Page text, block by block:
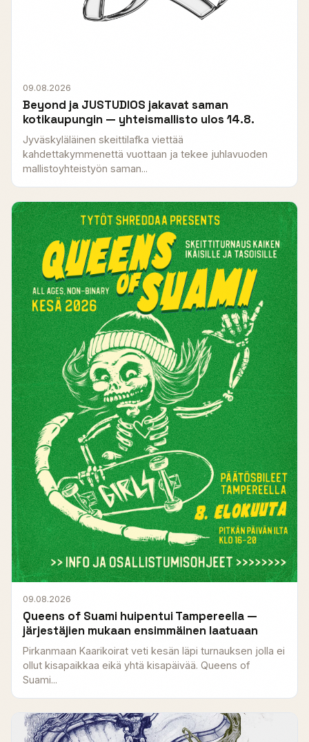
09.08.2026
Beyond ja JUSTUDIOS jakavat saman
kotikaupungin — yhteismallisto ulos 14.8.
Jyväskyläläinen skeittilafka viettää
kahdettakymmenettä vuottaan ja tekee juhlavuoden
mallistoyhteistyön saman...
09.08.2026
Queens of Suami huipentui Tampereella —
järjestäjien mukaan ensimmäinen laatuaan
Pirkanmaan Kaarikoirat veti kesän läpi turnauksen jolla ei
ollut kisapaikkaa eikä yhtä kisapäivää. Queens of
Suami...